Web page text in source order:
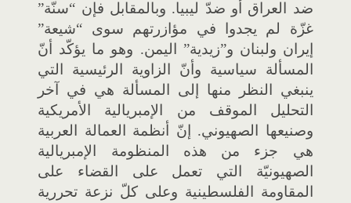
ضد العراق أو ضدّ ليبيا. وبالمقابل فإن “سنّة”
غزّة لم يجدوا في مؤازرتهم سوى “شيعة”
إيران ولبنان و”زيدية” اليمن. وهو ما يؤكّد أنّ
المسألة سياسية وأنّ الزاوية الرئيسية التي
ينبغي النظر منها إلى المسألة هي في آخر
التحليل الموقف من الإمبريالية الأمريكية
وصنيعها الصهيوني. إنّ أنظمة العمالة العربية
هي جزء من هذه المنظومة الإمبريالية
الصهيونيّة التي تعمل على القضاء على
المقاومة الفلسطينية وعلى كلّ نزعة تحررية